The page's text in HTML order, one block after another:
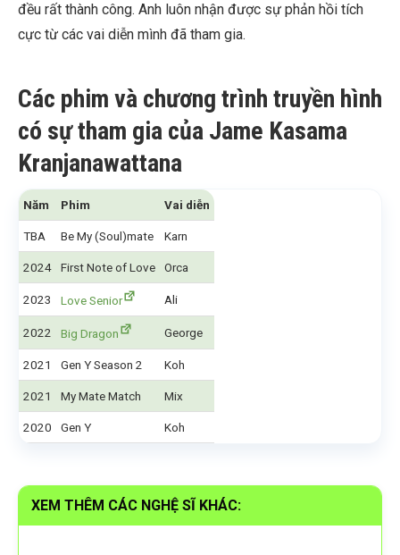
đều rất thành công. Anh luôn nhận được sự phản hồi tích
cực từ các vai diễn mình đã tham gia.
Các phim và chương trình truyền hình
có sự tham gia của Jame Kasama
Kranjanawattana
Năm Phim Vai diễn
TBA Be My (Soul)mate Karn
2024 First Note of Love Orca
2023 Love Senior Ali
2022 Big Dragon George
2021 Gen Y Season 2 Koh
2021 My Mate Match Mix
2020 Gen Y Koh
XEM THÊM CÁC NGHỆ SĨ KHÁC: